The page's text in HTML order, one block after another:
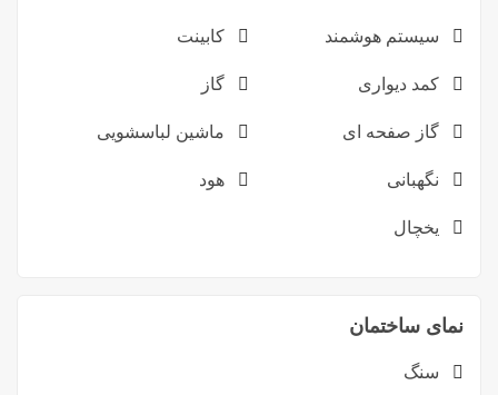
سیستم هوشمند کابینت
کمد دیواری گاز
گاز صفحه ای ماشین لباسشویی
نگهبانی هود
یخچال
نمای ساختمان
سنگ